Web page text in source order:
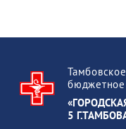
бюджетное
5